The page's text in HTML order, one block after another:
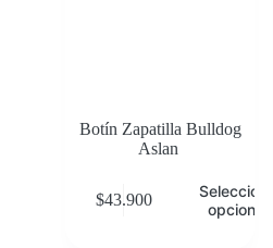
Botín Zapatilla Bulldog
Aslan
$43.900
Seleccionar
opciones